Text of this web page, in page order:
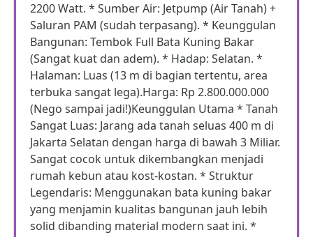
2200 Watt. * Sumber Air: Jetpump (Air Tanah) +
Saluran PAM (sudah terpasang). * Keunggulan
Bangunan: Tembok Full Bata Kuning Bakar
(Sangat kuat dan adem). * Hadap: Selatan. *
Halaman: Luas (13 m di bagian tertentu, area
terbuka sangat lega).Harga: Rp 2.800.000.000
(Nego sampai jadi!)Keunggulan Utama * Tanah
Sangat Luas: Jarang ada tanah seluas 400 m di
Jakarta Selatan dengan harga di bawah 3 Miliar.
Sangat cocok untuk dikembangkan menjadi
rumah kebun atau kost-kostan. * Struktur
Legendaris: Menggunakan bata kuning bakar
yang menjamin kualitas bangunan jauh lebih
solid dibanding material modern saat ini. *